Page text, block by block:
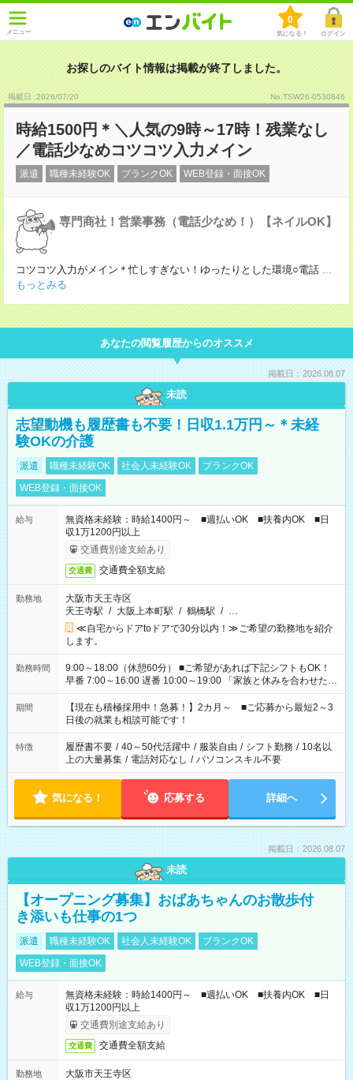
メニュー
0
気になる！ ログイン
お探しのバイト情報は掲載が終了しました。
掲載日 :2026/07/20 No.TSW26-0530846
時給1500円＊＼人気の9時～17時！残業なし
／電話少なめコツコツ入力メイン
派遣 職種未経験OK ブランクOK WEB登録・面接OK
専門商社！営業事務（電話少なめ！）【ネイルOK】
コツコツ入力がメイン＊忙しすぎない！ゆったりとした環境○電話 ...
もっとみる
あなたの閲覧履歴からのオススメ
掲載日：2026.08.07
未読
志望動機も履歴書も不要！日収1.1万円～＊未経
験OKの介護
派遣 職種未経験OK 社会人未経験OK
ブランクOK
WEB登録・面接OK
給与
無資格未経験：時給1400円～ ■週払いOK ■扶養内OK ■日
収1万1200円以上
交通費別途支給あり
交通費 交通費全額支給
勤務地
大阪市天王寺区
天王寺駅 / 大阪上本町駅 / 鶴橋駅 / …
≪自宅からドアtoドアで30分以内！≫ご希望の勤務地を紹介
します。
勤務時間
9:00～18:00（休憩60分） ■ご希望があれば下記シフトもOK！
早番 7:00～16:00 遅番 10:00～19:00 「家族と休みを合わせた
い」 「余裕を持って夕飯の準備がしたい」 「できれば残業はし
たくない」 など、ご希望を教えてくださいね。 ※Wワーク希望
の方へ 今ご覧のお仕事で希望する勤務時間と、もう1つのお仕事
の勤務時間。 合計で週40時間を超える場合は応募できません。
期間
【現在も積極採用中！急募！】2カ月～ ■ご応募から最短2～3
日後の就業も相談可能です！
特徴 履歴書不要 / 40～50代活躍中 / 服装自由 / シフト勤務 / 10名以
上の大量募集 / 電話対応なし / パソコンスキル不要
気になる！ 応募する 詳細へ
掲載日：2026.08.07
未読
【オープニング募集】おばあちゃんのお散歩付
き添いも仕事の1つ
派遣 職種未経験OK 社会人未経験OK
ブランクOK
WEB登録・面接OK
給与
無資格未経験：時給1400円～ ■週払いOK ■扶養内OK ■日
収1万1200円以上
交通費別途支給あり
交通費 交通費全額支給
勤務地
大阪市天王寺区